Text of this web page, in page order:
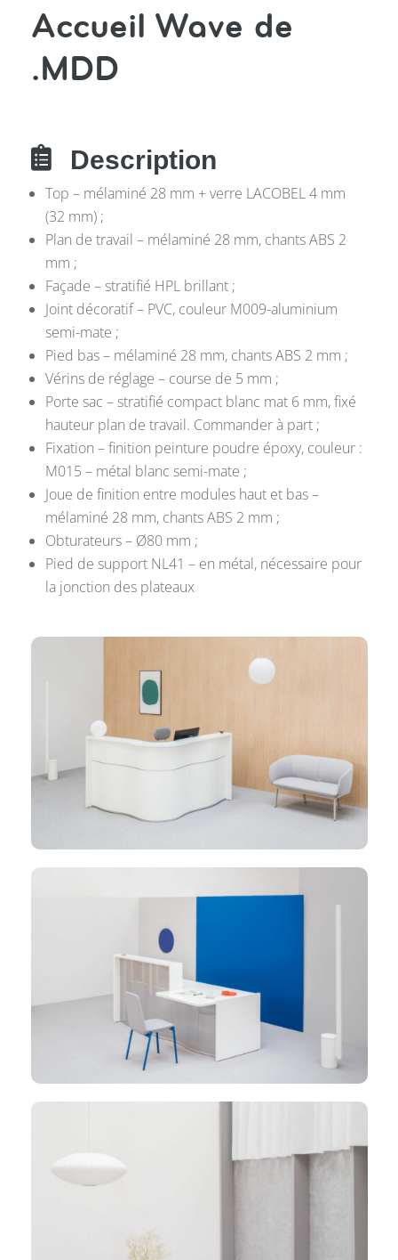
Accueil Wave de
.MDD
 Description
Top – mélaminé 28 mm + verre LACOBEL 4 mm
(32 mm) ;
Plan de travail – mélaminé 28 mm, chants ABS 2
mm ;
Façade – stratifié HPL brillant ;
Joint décoratif – PVC, couleur M009-aluminium
semi-mate ;
Pied bas – mélaminé 28 mm, chants ABS 2 mm ;
Vérins de réglage – course de 5 mm ;
Porte sac – stratifié compact blanc mat 6 mm, fixé
hauteur plan de travail. Commander à part ;
Fixation – finition peinture poudre époxy, couleur :
M015 – métal blanc semi-mate ;
Joue de finition entre modules haut et bas –
mélaminé 28 mm, chants ABS 2 mm ;
Obturateurs – Ø80 mm ;
Pied de support NL41 – en métal, nécessaire pour
la jonction des plateaux